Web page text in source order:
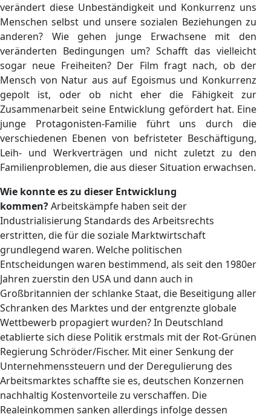
verändert diese Unbeständigkeit und Konkurrenz uns
Menschen selbst und unsere sozialen Beziehungen zu
anderen? Wie gehen junge Erwachsene mit den
veränderten Bedingungen um? Schafft das vielleicht
sogar neue Freiheiten? Der Film fragt nach, ob der
Mensch von Natur aus auf Egoismus und Konkurrenz
gepolt ist, oder ob nicht eher die Fähigkeit zur
Zusammenarbeit seine Entwicklung gefördert hat. Eine
junge Protagonisten-Familie führt uns durch die
verschiedenen Ebenen von befristeter Beschäftigung,
Leih- und Werkverträgen und nicht zuletzt zu den
Familienproblemen, die aus dieser Situation erwachsen.
Wie konnte es zu dieser Entwicklung
kommen?Arbeitskämpfe haben seit der
Industrialisierung Standards des Arbeitsrechts
erstritten, die für die soziale Marktwirtschaft
grundlegend waren. Welche politischen
Entscheidungen waren bestimmend, als seit den 1980er
Jahren zuerstin den USA und dann auch in
Großbritannien der schlanke Staat, die Beseitigung aller
Schranken des Marktes und der entgrenzte globale
Wettbewerb propagiert wurden? In Deutschland
etablierte sich diese Politik erstmals mit der Rot-Grünen
Regierung Schröder/Fischer. Mit einer Senkung der
Unternehmenssteuern und der Deregulierung des
Arbeitsmarktes schaffte sie es, deutschen Konzernen
nachhaltig Kostenvorteile zu verschaffen. Die
Realeinkommen sanken allerdings infolge dessen